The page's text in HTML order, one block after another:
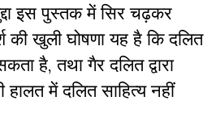
इस पुस्तक में सिर चढ़कर
की खुली घोषणा यह है कि दलित
है, तथा गैर दलित द्वारा
हालत में दलित साहित्य नहीं